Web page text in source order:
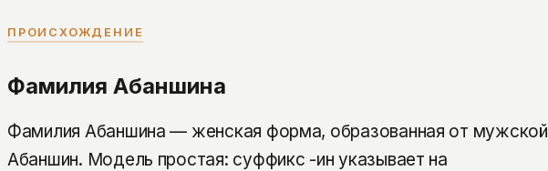
ПРОИСХОЖДЕНИЕ
Фамилия Абаншина
Фамилия Абаншина — женская форма, образованная от мужской
Абаншин. Модель простая: суффикс -ин указывает на